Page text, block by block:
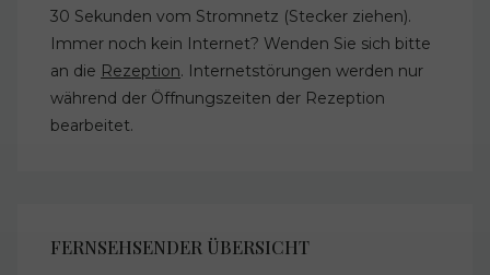
30 Sekunden vom Stromnetz (Stecker ziehen).
Immer noch kein Internet? Wenden Sie sich bitte
an die Rezeption. Internetstörungen werden nur
während der Öffnungszeiten der Rezeption
bearbeitet.
FERNSEHSENDER ÜBERSICHT